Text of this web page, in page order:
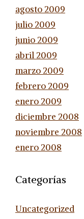
agosto 2009
julio 2009
junio 2009
abril 2009
marzo 2009
febrero 2009
enero 2009
diciembre 2008
noviembre 2008
enero 2008
Categorías
Uncategorized